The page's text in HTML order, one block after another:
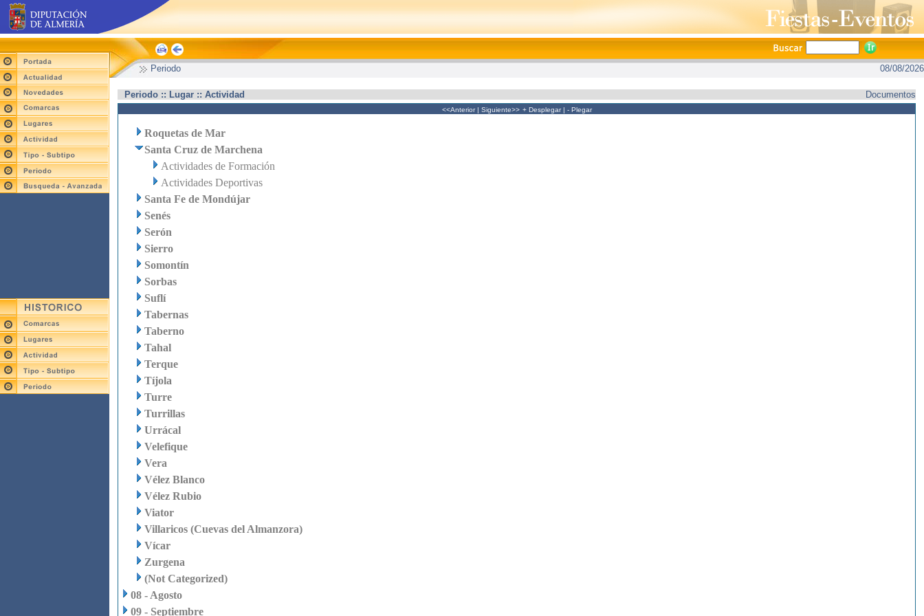
Periodo 08/08/2026
Periodo :: Lugar :: Actividad Documentos
<<Anterior| Siguiente>> + Desplegar| - Plegar
Roquetas de Mar
Santa Cruz de Marchena
Actividades de Formación
Actividades Deportivas
Santa Fe de Mondújar
Senés
Serón
Sierro
Somontín
Sorbas
Suflí
Tabernas
Taberno
Tahal
Terque
Tíjola
Turre
Turrillas
Urrácal
Velefique
Vera
Vélez Blanco
Vélez Rubio
Viator
Villaricos (Cuevas del Almanzora)
Vícar
Zurgena
(Not Categorized)
08 - Agosto
09 - Septiembre